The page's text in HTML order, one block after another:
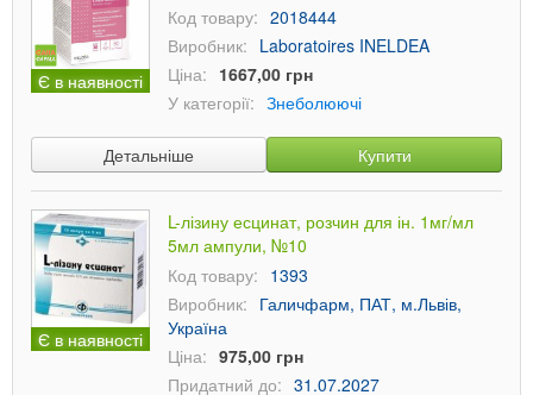
Є в наявності
Код товару: 2018444
Виробник: Laboratoires INELDEA
Ціна: 1667,00 грн
У категорії: Знеболюючі
Детальніше Купити
Є в наявності
L-лізину есцинат, розчин для ін. 1мг/мл
5мл ампули, №10
Код товару: 1393
Виробник: Галичфарм, ПАТ, м.Львів,
Україна
Ціна: 975,00 грн
Придатний до: 31.07.2027